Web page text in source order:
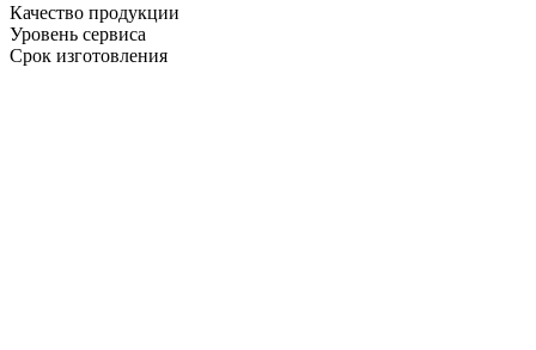
Качество продукции
Уровень сервиса
Срок изготовления